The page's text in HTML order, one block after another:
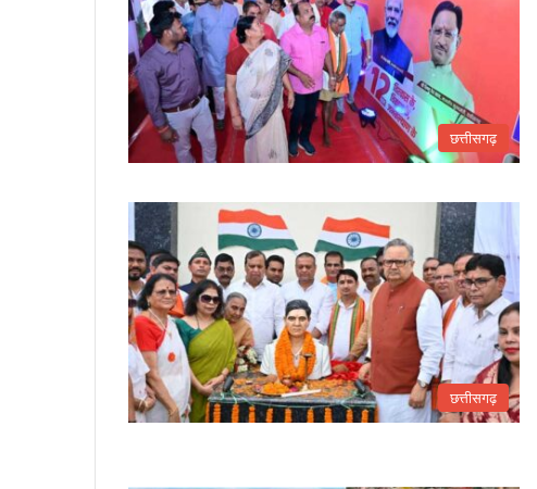
छत्तीसगढ़
छत्तीसगढ़